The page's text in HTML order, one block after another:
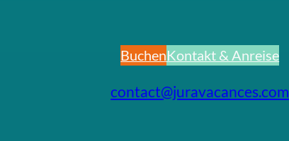
BuchenKontakt & Anreise
contact@juravacances.com